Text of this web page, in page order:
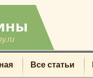
Все статьи